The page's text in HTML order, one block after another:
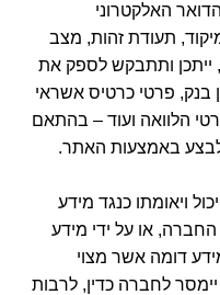
האלקטרוני
תעודת זהות, מצב
ייתכן ותתבקש לספק את
פרטי כרטיס אשראי
הלוואה ועוד – בהתאם
באמצעות האתר.
ויאומתו כנגד מידע
או על ידי מידע
דומה אשר מצוי
לחברה כדין, לרבות